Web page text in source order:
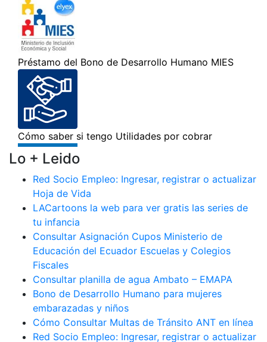
Lo + Leido
Red Socio Empleo: Ingresar, registrar o actualizar
Hoja de Vida
LACartoons la web para ver gratis las series de
tu infancia
Consultar Asignación Cupos Ministerio de
Educación del Ecuador Escuelas y Colegios
Fiscales
Consultar planilla de agua Ambato – EMAPA
Bono de Desarrollo Humano para mujeres
embarazadas y niños
Cómo Consultar Multas de Tránsito ANT en línea
Red Socio Empleo: Ingresar, registrar o actualizar